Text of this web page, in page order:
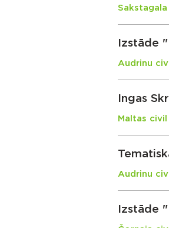
Sakstagala
Izstāde
Audrinu
Ingas
Maltas
Audrinu
Izstāde